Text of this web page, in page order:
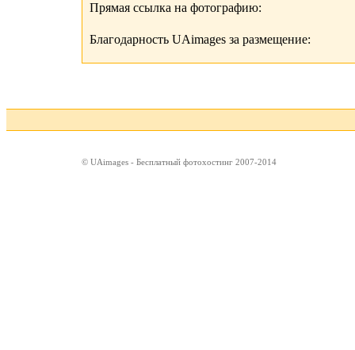
Прямая ссылка на фотографию:
Благодарность UAimages за размещение:
© UAimages - Бесплатный фотохостинг 2007-2014